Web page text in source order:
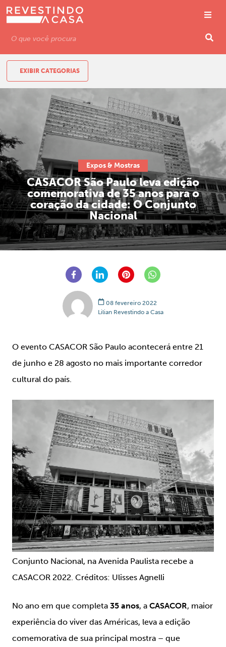
EXIBIR CATEGORIAS
Expos & Mostras
CASACOR São Paulo leva edição
comemorativa de 35 anos para o
coração da cidade: O Conjunto
Nacional
08 fevereiro 2022
Lilian Revestindo a Casa
O evento CASACOR São Paulo acontecerá entre 21
de junho e 28 agosto no mais importante corredor
cultural do país.
Conjunto Nacional, na Avenida Paulista recebe a
CASACOR 2022. Créditos: Ulisses Agnelli
No ano em que completa 35 anos, a CASACOR, maior
experiência do viver das Américas, leva a edição
comemorativa de sua principal mostra – que